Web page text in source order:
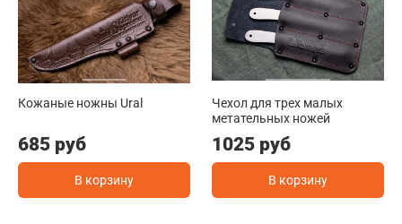
Кожаные ножны Ural
685 руб
В корзину
Чехол для трех малых
метательных ножей
1025 руб
В корзину